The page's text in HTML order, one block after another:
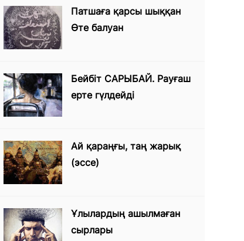
Патшаға қарсы шыққан
Өте балуан
Бейбіт САРЫБАЙ. Рауғаш
ерте гүлдейді
Ай қараңғы, таң жарық
(эссе)
Ұлылардың ашылмаған
сырлары